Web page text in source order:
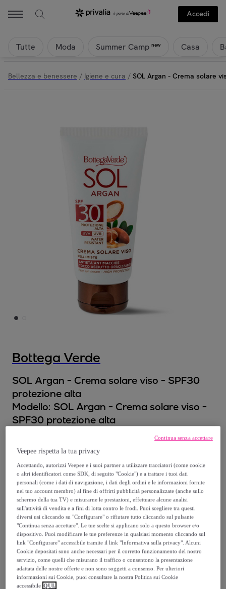
Accedi
Tutte Moda Summer Camp new Casa
Bellezza e benessere / Igiene e cura / SOL Argan - Crema solare
Bottega Verde
SOL Argan - Crema solare viso - SPF30
protezione alta
Modello: SOL Argan - Crema solare viso -
SPF30 protezione alta
11, 99 €
24, €
-50%
Venduto daBottega Verde S.R.L.
Consegna
Consegna da4,90 €
Veepee rispetta la tua privacy
Accettando, autorizzi Veepee e i suoi partner a utilizzare tracciatori (come cookie
o altri identificatori come SDK, di seguito "Cookie") e a trattare i tuoi dati
personali (come i dati di navigazione, i dati degli ordini e le informazioni fornite
nel tuo account membro) al fine di offrirti pubblicità personalizzate (anche sullo
schermo della tua TV) e misurarne le prestazioni, effettuare alcune analisi
sull'attività di vendita e a fini di lotta contro le frodi. Puoi scegliere tra questi
diversi usi cliccando su "Configurare" o rifiutare tutto cliccando sul pulsante
"Continua senza accettare". Le tue scelte si applicano solo a questo browser e/o
dispositivo. Puoi modificare le tue preferenze in qualsiasi momento cliccando sul
link "Configurare" accessibile tramite il link "Informativa sulla privacy". Alcuni
Cookie depositati sono anche necessari per il corretto funzionamento del nostro
servizio, come quelli che misurano il traffico o consentono la presentazione
adattata delle nostre offerte e non sono soggetti a consenso. Per ulteriori
informazioni sui Cookie, puoi consultare la nostra Politica sui Cookie
accessibile QUI.
Continua senza accettare